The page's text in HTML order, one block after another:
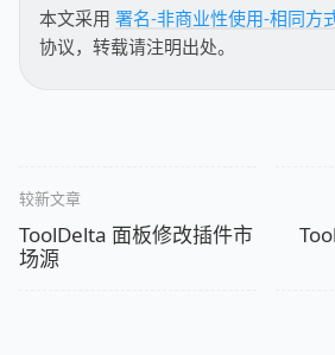
本文采用 署名-非商业性使用-相同方
协议，转载请注明出处。
较新文章
ToolDelta 面板修改插件市
场源